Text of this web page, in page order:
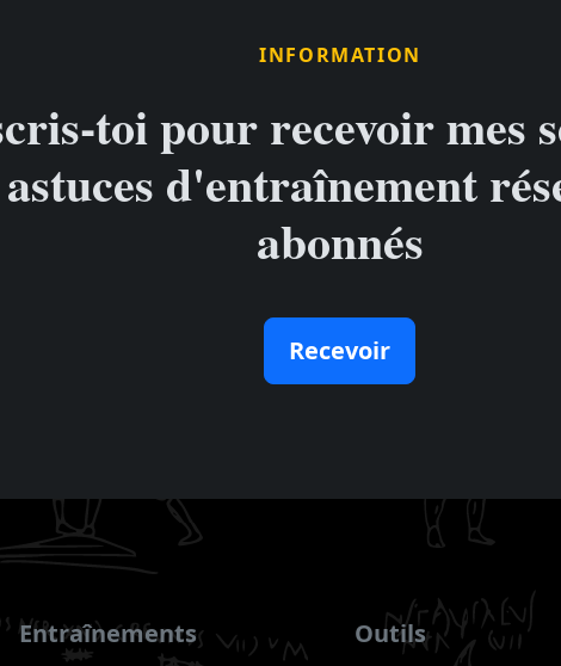
INFORMATION
toi pour recevoir mes
d'entraînement
abonnés
Recevoir
Entraînements Outils